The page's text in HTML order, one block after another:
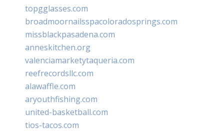
topgglasses.com
broadmoornailsspacoloradosprings.com
missblackpasadena.com
anneskitchen.org
valenciamarketytaqueria.com
reefrecordsllc.com
alawaffle.com
aryouthfishing.com
united-basketball.com
tios-tacos.com